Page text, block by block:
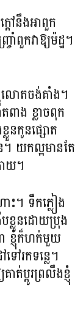
ៅនឹងអាពួក
ពួកវាឱ្យម៉ដ្ឋ។
លោតចង់គាំង។
ាង ខ្លាចពុក
លួនកូនផ្សោត
។ យកល្អមានតែ
យ។
ោះ។ ទឹកភ្លៀង
ខ្លួនដោយប្រុង
ខ្ញុំក៏ហក់មួយ
រកទន្លេ។
ប្តូរព្រលឹងខ្ញុំ